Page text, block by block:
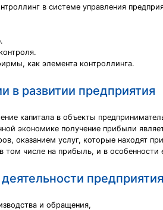
в системе управления
как элемента контроллинга.
в развитии предприятия
капитала в объекты
экономике получение прибыли
оказанием услуг, которые находят
числе на прибыль, и в особенности
предприятия
и обращения,